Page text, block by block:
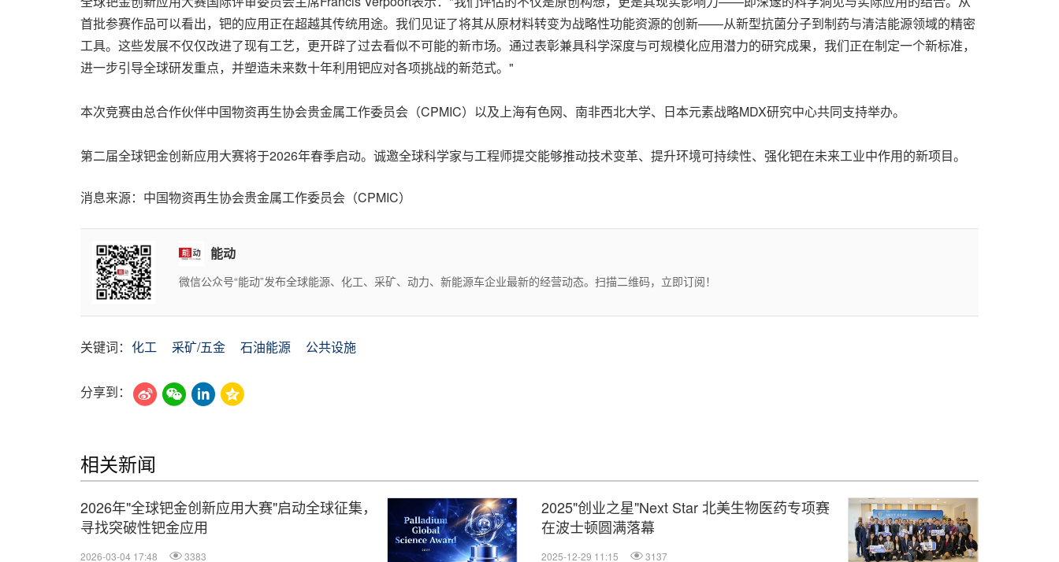
首批参赛作品可以看出，钯的应用正在超越其传统用途。我们见证了将其从原材料转变为战略性功能资源的创新——从新型抗菌分子到制药与清洁能源领域的精密
工具。这些发展不仅仅改进了现有工艺，更开辟了过去看似不可能的新市场。通过表彰兼具科学深度与可规模化应用潜力的研究成果，我们正在制定一个新标准，
进一步引导全球研发重点，并塑造未来数十年利用钯应对各项挑战的新范式。"
本次竞赛由总合作伙伴中国物资再生协会贵金属工作委员会（CPMIC）以及上海有色网、南非西北大学、日本元素战略MDX研究中心共同支持举办。
第二届全球钯金创新应用大赛将于2026年春季启动。诚邀全球科学家与工程师提交能够推动技术变革、提升环境可持续性、强化钯在未来工业中作用的新项目。
消息来源：中国物资再生协会贵金属工作委员会（CPMIC）
能动
微信公众号“能动”发布全球能源、化工、采矿、动力、新能源车企业最新的经营动态。扫描二维码，立即订阅！
关键词： 化工 采矿/五金 石油能源 公共设施
分享到：
相关新闻
2026年"全球钯金创新应用大赛"启动全球征集，
寻找突破性钯金应用
2026-03-04 17:48 3383
2025"创业之星"Next Star 北美生物医药专项赛
在波士顿圆满落幕
2025-12-29 11:15 3137